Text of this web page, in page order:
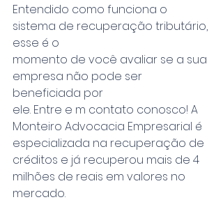
Entendido como funciona o
sistema de recuperação tributário,
esse é o
momento de você avaliar se a sua
empresa não pode ser
beneficiada por
ele. Entre e m contato conosco! A
Monteiro Advocacia Empresarial é
especializada na recuperação de
créditos e já recuperou mais de 4
milhões de reais em valores no
mercado.